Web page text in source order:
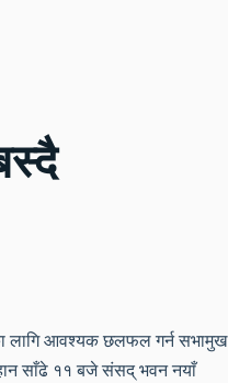
लागि आवश्यक छलफल गर्न सभामुख
साँढे ११ बजे संसद् भवन नयाँ